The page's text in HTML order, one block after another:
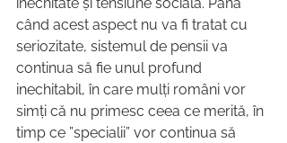
inechitate și tensiune socială. Până
când acest aspect nu va fi tratat cu
seriozitate, sistemul de pensii va
continua să fie unul profund
inechitabil, în care mulți români vor
simți că nu primesc ceea ce merită, în
timp ce ”specialii” vor continua să